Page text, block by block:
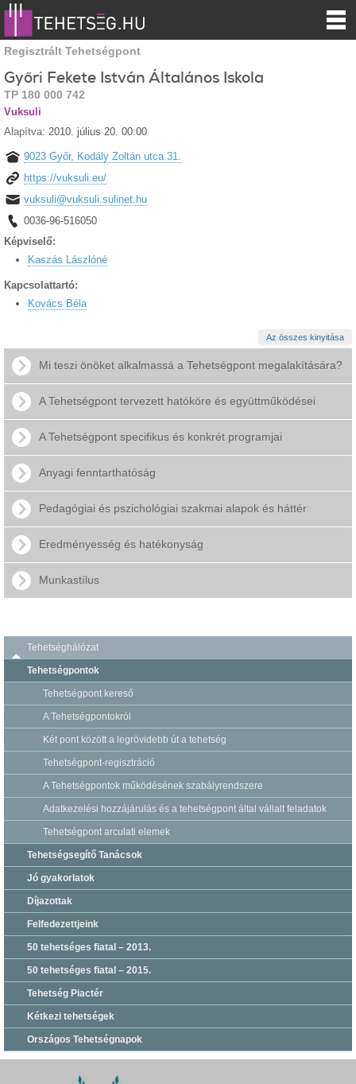
Regisztrált Tehetségpont
Győri Fekete István Általános Iskola
TP 180 000 742
Vuksuli
Alapítva: 2010. július 20. 00:00
9023 Győr, Kodály Zoltán utca 31.
https://vuksuli.eu/
vuksuli@vuksuli.sulinet.hu
0036-96-516050
Képviselő:
Kaszás Lászlóné
Kapcsolattartó:
Kovács Béla
Az összes kinyitása
Mi teszi önöket alkalmassá a Tehetségpont megalakítására?
A Tehetségpont tervezett hatóköre és együttműködései
A Tehetségpont specifikus és konkrét programjai
Anyagi fenntarthatóság
Pedagógiai és pszichológiai szakmai alapok és háttér
Eredményesség és hatékonyság
Munkastílus
Tehetséghálózat
Tehetségpontok
Tehetségpont kereső
A Tehetségpontokról
Két pont között a legrövidebb út a tehetség
Tehetségpont-regisztráció
A Tehetségpontok működésének szabályrendszere
Adatkezelési hozzájárulás és a tehetségpont által vállalt feladatok
Tehetségpont arculati elemek
Tehetségsegítő Tanácsok
Jó gyakorlatok
Díjazottak
Felfedezettjeink
50 tehetséges fiatal – 2013.
50 tehetséges fiatal – 2015.
Tehetség Piactér
Kétkezi tehetségek
Országos Tehetségnapok